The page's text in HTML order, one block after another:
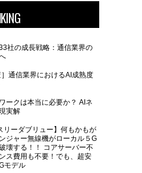
社の成長戦略：通信業界の
］通信業界におけるAI成熟度
ークは本当に必要か？ AIネ
実解
リーダブリュー】何もかもが
ジャー無線機がローカル５G
壊する！！ コアサーバー不
ス費用も不要！でも、超安
モデル